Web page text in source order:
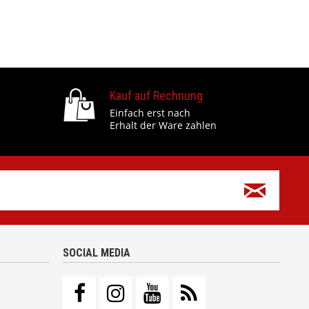
Kauf auf Rechnung
Einfach erst nach
Erhalt der Ware zahlen
SOCIAL MEDIA